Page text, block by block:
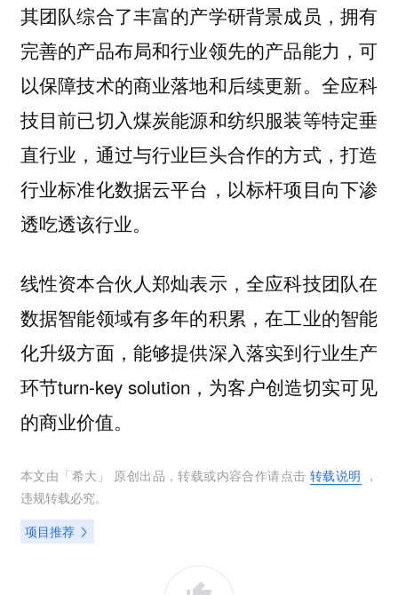
其团队综合了丰富的产学研背景成员，拥有
完善的产品布局和行业领先的产品能力，可
以保障技术的商业落地和后续更新。全应科
技目前已切入煤炭能源和纺织服装等特定垂
直行业，通过与行业巨头合作的方式，打造
行业标准化数据云平台，以标杆项目向下渗
透吃透该行业。
线性资本合伙人郑灿表示，全应科技团队在
数据智能领域有多年的积累，在工业的智能
化升级方面，能够提供深入落实到行业生产
环节turn-key solution，为客户创造切实可见
的商业价值。
本文由「希大 」 原创出品，转载或内容合作请点击 转载说明 ，
违规转载必究。
项目推荐